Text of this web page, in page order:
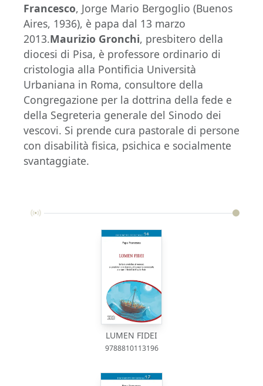
Francesco, Jorge Mario Bergoglio (Buenos
Aires, 1936), è papa dal 13 marzo
2013.Maurizio Gronchi, presbitero della
diocesi di Pisa, è professore ordinario di
cristologia alla Pontificia Università
Urbaniana in Roma, consultore della
Congregazione per la dottrina della fede e
della Segreteria generale del Sinodo dei
vescovi. Si prende cura pastorale di persone
con disabilità fisica, psichica e socialmente
svantaggiate.
LUMEN FIDEI
9788810113196